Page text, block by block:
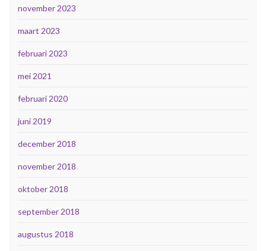
november 2023
maart 2023
februari 2023
mei 2021
februari 2020
juni 2019
december 2018
november 2018
oktober 2018
september 2018
augustus 2018